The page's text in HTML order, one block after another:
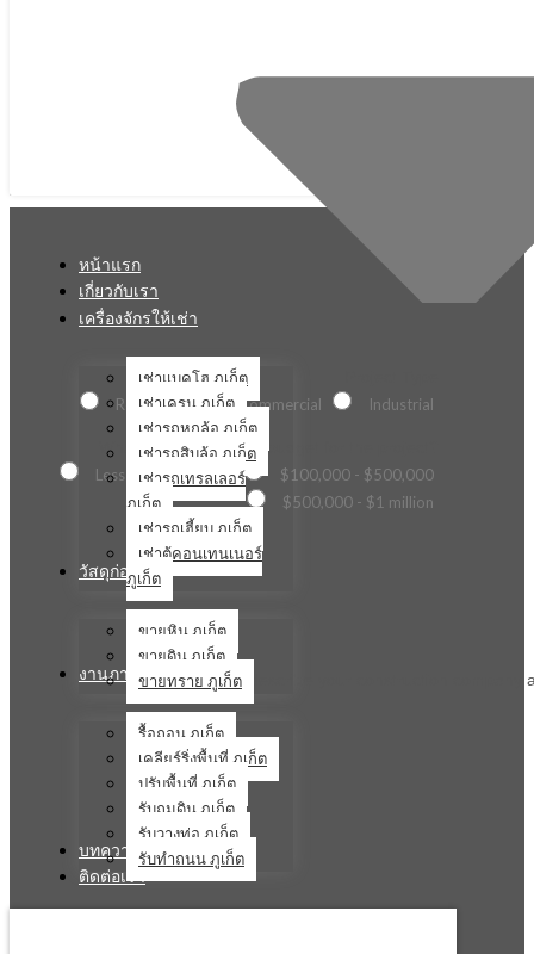
Residential
Commercial Industrial
What is the estimated budget for the project?
Less than $100,000
$100,000 - $500,000
$500,000 - $1 million
Briefly describe your construction company
หน้าแรก
เกี่ยวกับเรา
เครื่องจักรให้เช่า
เช่าแบคโฮ ภูเก็ต
เช่าเครน ภูเก็ต
เช่ารถหกล้อ ภูเก็ต
เช่ารถสิบล้อ ภูเก็ต
เช่ารถเทรลเลอร์
ภูเก็ต
เช่ารถเฮี้ยบ ภูเก็ต
เช่าตู้คอนเทนเนอร์
ภูเก็ต
วัสดุก่อสร้าง
ขายหิน ภูเก็ต
ขายดิน ภูเก็ต
ขายทราย ภูเก็ต
งานภาคสนาม
รื้อถอน ภูเก็ต
เคลียร์ริ่งพื้นที่ ภูเก็ต
ปรับพื้นที่ ภูเก็ต
รับถมดิน ภูเก็ต
รับวางท่อ ภูเก็ต
รับทำถนน ภูเก็ต
บทความ
ติดต่อเรา